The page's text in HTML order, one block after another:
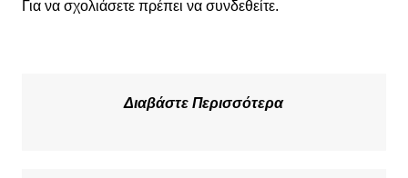
Για να σχολιάσετε πρέπει να συνδεθείτε.
Διαβάστε Περισσότερα